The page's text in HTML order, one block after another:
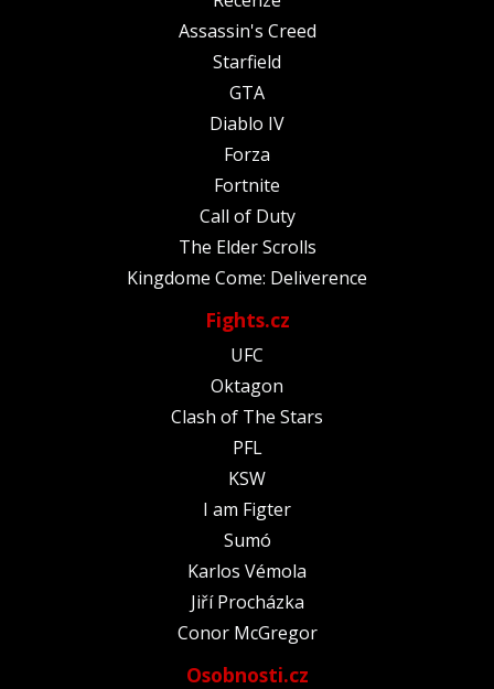
Assassin's Creed
Starfield
GTA
Diablo IV
Forza
Fortnite
Call of Duty
The Elder Scrolls
Kingdome Come: Deliverence
Fights.cz
UFC
Oktagon
Clash of The Stars
PFL
KSW
I am Figter
Sumó
Karlos Vémola
Jiří Procházka
Conor McGregor
Osobnosti.cz